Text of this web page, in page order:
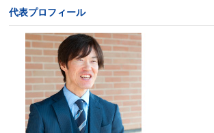
代表プロフィール